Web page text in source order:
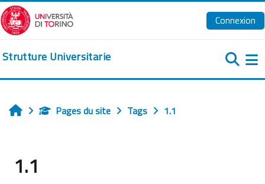
Passer au contenu principal
Connexion
Strutture Universitarie
AccueilPages du site Tags 1.1
1.1